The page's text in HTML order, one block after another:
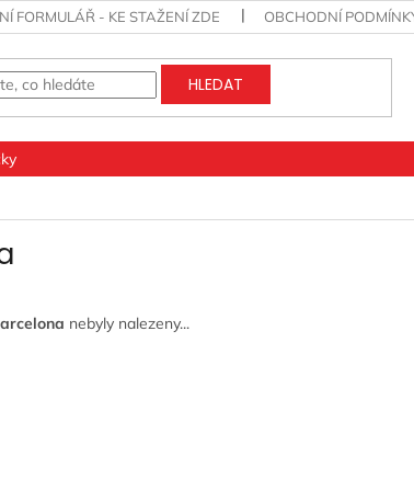
FORMULÁŘ - KE STAŽENÍ ZDE OBCHODNÍ
HLEDAT
nebyly nalezeny...